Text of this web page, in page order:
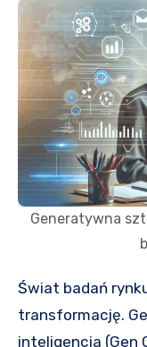
Generatywna
Świat badań rynku przechodzi gwałtowną
transformację.
inteligencja (Gen